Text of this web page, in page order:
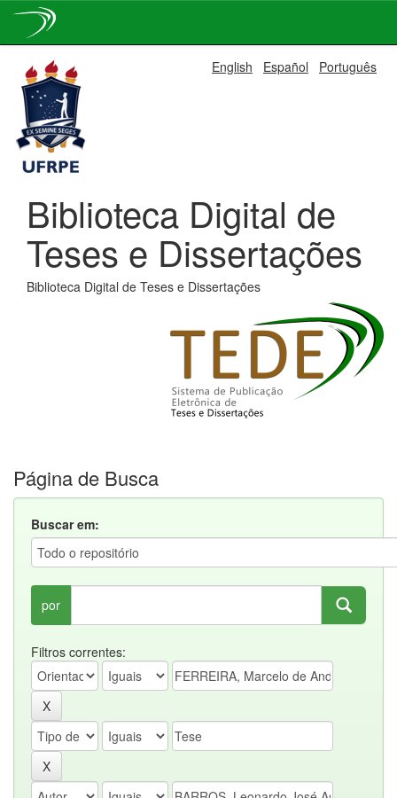
navigation
English Español Português
Biblioteca Digital de
Teses e Dissertações
Biblioteca Digital de Teses e Dissertações
Página de Busca
Buscar em:
por
Filtros correntes: